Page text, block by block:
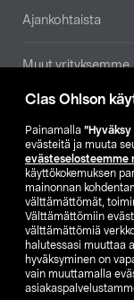
Clas Ohlson
Painamalla
evästeitä ja muuta
evästeselosteemme
käyttökokemuksen
mainonnan
välttämättömät,
Välttämättömiin
välttämättömiä
halutessasi muuttaa
hyväksyminen on
vain muuttamalla
Ajankohtaista
Muut yrityksemme